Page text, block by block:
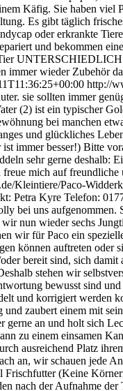
Käfig. Sie haben
Es gibt täglich
oder erkrankte
und bekommen
immer wieder Zubehör
http://
sie sollten immer
(2) ist ein typischer
bei manchen
und glückliches
immer besser!) Bitte
sehr gerne deshalb:
mich auf
Kleintiere/Paco-
Petra Kyre Telefon:
bei uns aufgenommen.
nun wieder sechs
wir für Paco ein
können auftreten
bereit sind, sich
stehen wir
bewusst sind
und korrigiert werden
zaubert einem mit
gerne an und holt sich
zu einem einsamen
ausreichend Platz
an, wir schauen jede
(Keine
nach der Aufnahme